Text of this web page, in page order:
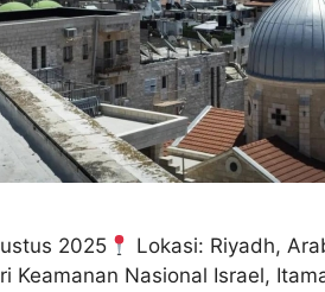
2025
Lokasi: Riyadh,
Keamanan Nasional Israel,